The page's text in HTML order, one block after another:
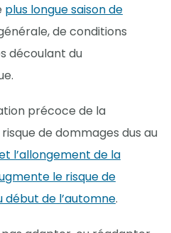
plus longue saison de
de conditions
découlant du
précoce de la
de dommages dus au
l’allongement de la
le risque de
début de l’automne.